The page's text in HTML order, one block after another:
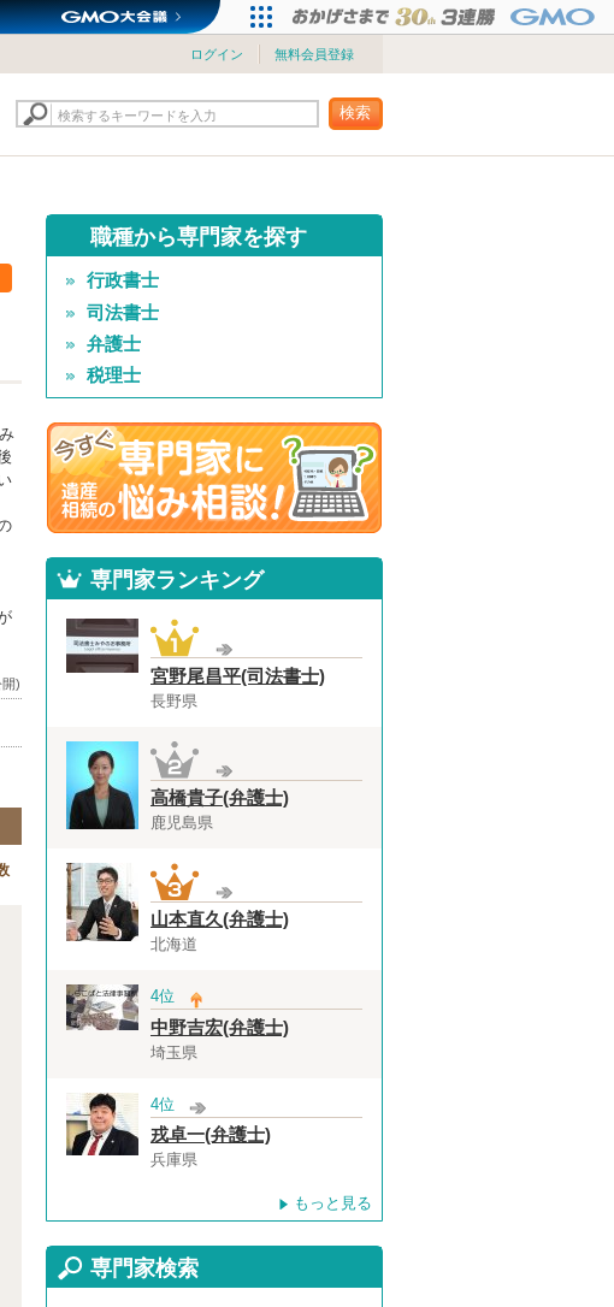
ログイン 無料会員登録
検索するキーワードを入力 検索
)
職種から専門家を探す
行政書士
司法書士
弁護士
税理士
専門家ランキング
宮野尾昌平(司法書士)
長野県
高橋貴子(弁護士)
鹿児島県
山本直久(弁護士)
北海道
4位
中野吉宏(弁護士)
埼玉県
4位
戎卓一(弁護士)
兵庫県
もっと見る
専門家検索